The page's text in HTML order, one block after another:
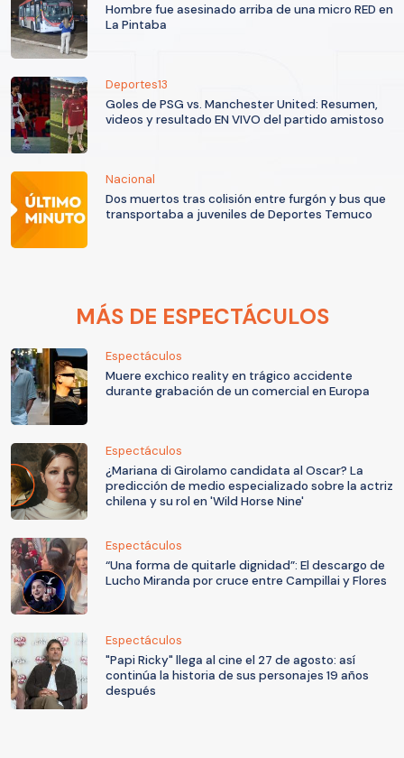
Hombre fue asesinado arriba de una micro RED en
La Pintaba
Deportes13
Goles de PSG vs. Manchester United: Resumen,
videos y resultado EN VIVO del partido amistoso
Nacional
Dos muertos tras colisión entre furgón y bus que
transportaba a juveniles de Deportes Temuco
MÁS DE ESPECTÁCULOS
Espectáculos
Muere exchico reality en trágico accidente
durante grabación de un comercial en Europa
Espectáculos
¿Mariana di Girolamo candidata al Oscar? La
predicción de medio especializado sobre la actriz
chilena y su rol en 'Wild Horse Nine'
Espectáculos
“Una forma de quitarle dignidad”: El descargo de
Lucho Miranda por cruce entre Campillai y Flores
Espectáculos
"Papi Ricky" llega al cine el 27 de agosto: así
continúa la historia de sus personajes 19 años
después